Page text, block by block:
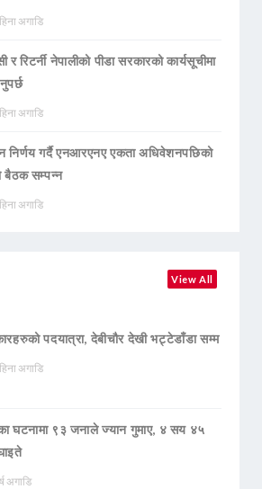
अगाडि
र रिटर्नी नेपालीको पीडा सरकारको कार्यसूचीमा
अगाडि
निर्णय गर्दै एनआरएनए एकता अधिवेशनपछिको
बैठक सम्पन्न
अगाडि
View All
पदयात्रा, देबीचौर देखी भट्टेडाँडा सम्म
अगाडि
घटनामा ९३ जनाले ज्यान गुमाए, ४ सय ४५
अगाडि